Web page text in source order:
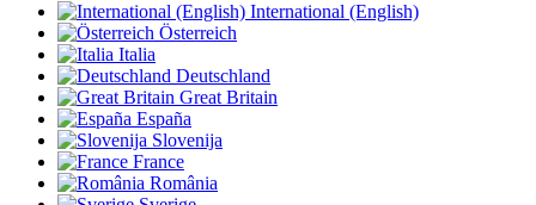
International (English)
Österreich
Italia
Deutschland
Great Britain
España
Slovenija
France
România